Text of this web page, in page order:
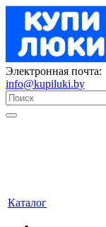
Электронная почта:
info@kupiluki.by
Каталог